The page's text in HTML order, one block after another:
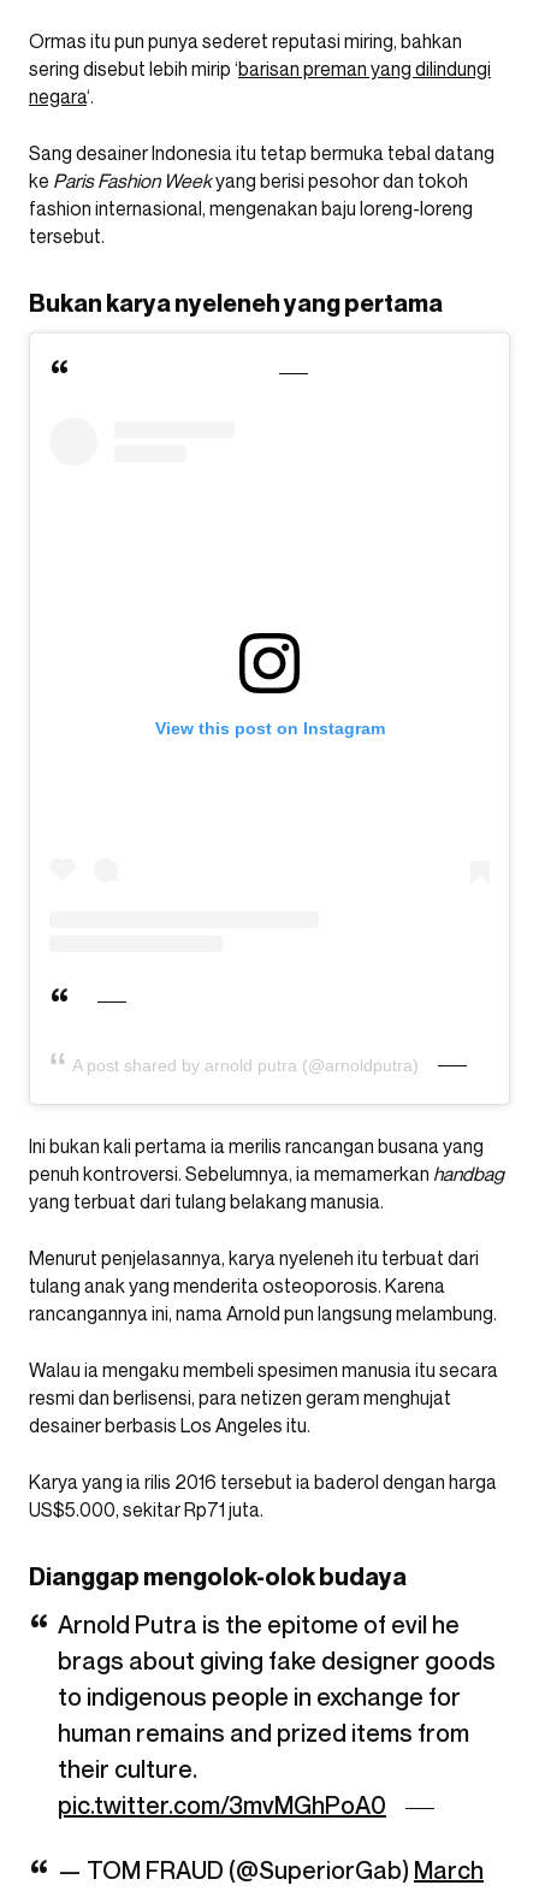
Ormas itu pun punya sederet reputasi miring, bahkan
sering disebut lebih mirip ‘barisan preman yang dilindungi
negara‘.
Sang desainer Indonesia itu tetap bermuka tebal datang
ke Paris Fashion Weekyang berisi pesohor dan tokoh
fashion internasional, mengenakan baju loreng-loreng
tersebut.
Bukan karya nyeleneh yang pertama
View this post on Instagram
A post shared by arnold putra (@arnoldputra)
Ini bukan kali pertama ia merilis rancangan busana yang
penuh kontroversi. Sebelumnya, ia memamerkan handbag
yang terbuat dari tulang belakang manusia.
Menurut penjelasannya, karya nyeleneh itu terbuat dari
tulang anak yang menderita osteoporosis. Karena
rancangannya ini, nama Arnold pun langsung melambung.
Walau ia mengaku membeli spesimen manusia itu secara
resmi dan berlisensi, para netizen geram menghujat
desainer berbasis Los Angeles itu.
Karya yang ia rilis 2016 tersebut ia baderol dengan harga
US$5.000, sekitar Rp71 juta.
Dianggap mengolok-olok budaya
Arnold Putra is the epitome of evil he
brags about giving fake designer goods
to indigenous people in exchange for
human remains and prized items from
their culture.
pic.twitter.com/3mvMGhPoA0
— TOM FRAUD (@SuperiorGab) March